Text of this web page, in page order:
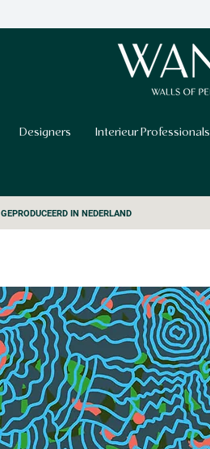
Designers Interieur Professionals
GEPRODUCEERD IN NEDERLAND